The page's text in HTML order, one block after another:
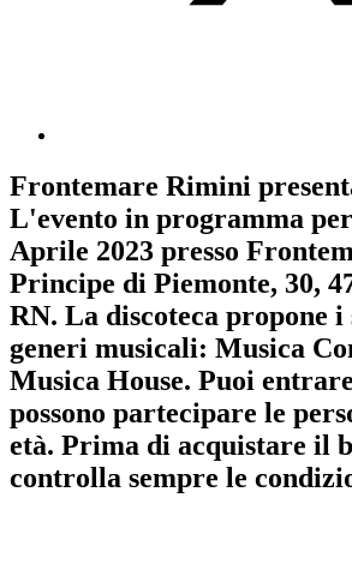
Frontemare Rimini
L'evento in programma per
Aprile 2023 presso
Principe di Piemonte, 30,
RN. La discoteca propone i
generi musicali: Musica
Musica House. Puoi
possono partecipare le
età. Prima di acquistare il
controlla sempre le